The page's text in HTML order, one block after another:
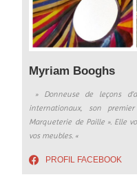
Myriam Booghs
» Donneuse de leçons
internationaux, son
Marqueterie de Paille ». Elle
vos meubles. «
PROFIL FACEBOOK